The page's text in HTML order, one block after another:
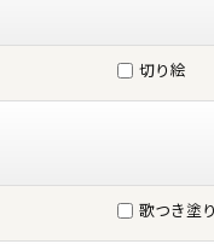
切り絵
歌つき塗